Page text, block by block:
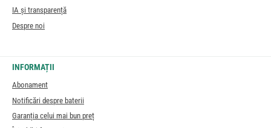
IA și transparență
Despre noi
INFORMAȚII
Abonament
Notificări despre baterii
Garanția celui mai bun preț